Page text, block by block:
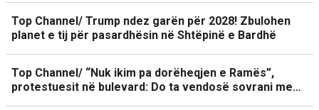
Top Channel/ Trump ndez garën për 2028! Zbulohen
planet e tij për pasardhësin në Shtëpinë e Bardhë
Top Channel/ “Nuk ikim pa dorëheqjen e Ramës”,
protestuesit në bulevard: Do ta vendosë sovrani me…